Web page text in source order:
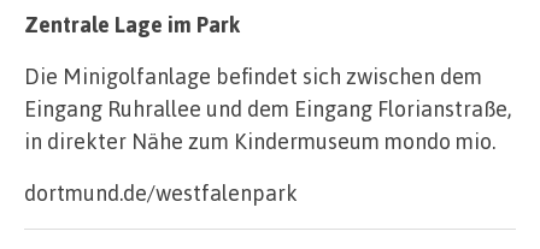
Zentrale Lage im Park
Die Minigolfanlage befindet sich zwischen dem
Eingang Ruhrallee und dem Eingang Florianstraße,
in direkter Nähe zum Kindermuseum mondo mio.
dortmund.de/westfalenpark